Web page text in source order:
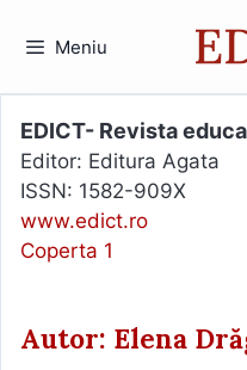
Meniu
EDICT- Revista
Editor: Editura Agata
ISSN: 1582-909X
www.edict.ro
Coperta 1
Autor: Elena